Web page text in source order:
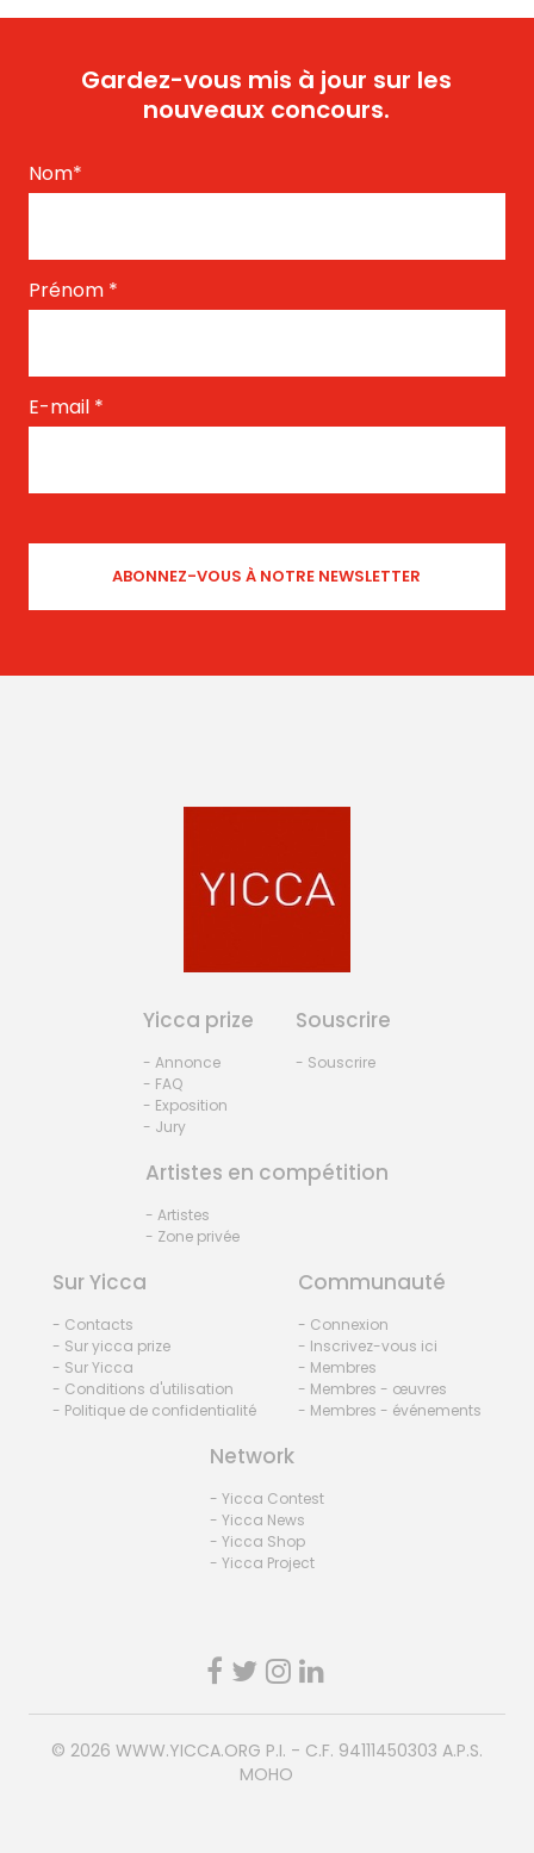
Sociogramme
Gardez-vous mis à jour sur les
nouveaux concours.
Nom*
Prénom *
E-mail *
Yicca prize
- Annonce
- FAQ
- Exposition
- Jury
Souscrire
- Souscrire
Artistes en compétition
- Artistes
- Zone privée
Sur Yicca
- Contacts
- Sur yicca prize
- Sur Yicca
- Conditions d'utilisation
- Politique de confidentialité
Communauté
- Connexion
- Inscrivez-vous ici
- Membres
- Membres - œuvres
- Membres - événements
Network
- Yicca Contest
- Yicca News
- Yicca Shop
- Yicca Project
© 2026 WWW.YICCA.ORG P.I. - C.F. 94111450303 A.P.S.
MOHO